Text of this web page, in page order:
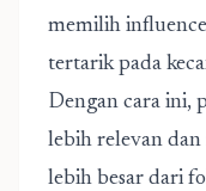
memilih
tertarik pada
Dengan cara ini,
lebih relevan
lebih besar dari